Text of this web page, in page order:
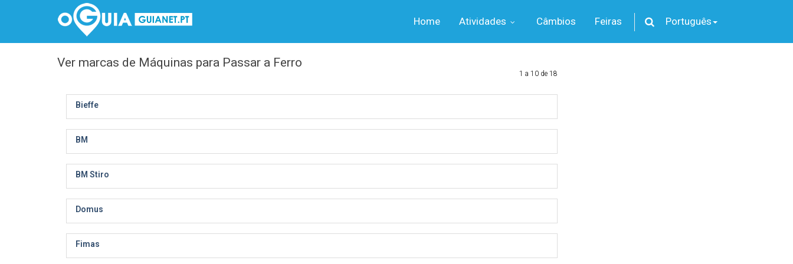
Home Atividades Câmbios Feiras Português
Ver marcas de Máquinas para Passar a Ferro
1 a 10 de 18
Bieffe
BM
BM Stiro
Domus
Fimas